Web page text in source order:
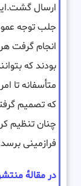
ارسال
جلب توجه
انجام گرفت
بودند که
متأسفانه تا
که تصمیم
چنان تنظیم
فرازمینی
در مقالهٔ